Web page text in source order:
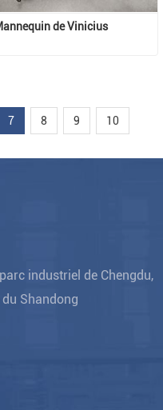
de Vinicius
7 8 9 10
industriel de Chengdu,
Shandong